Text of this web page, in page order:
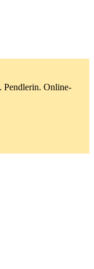
Pendlerin. Online-